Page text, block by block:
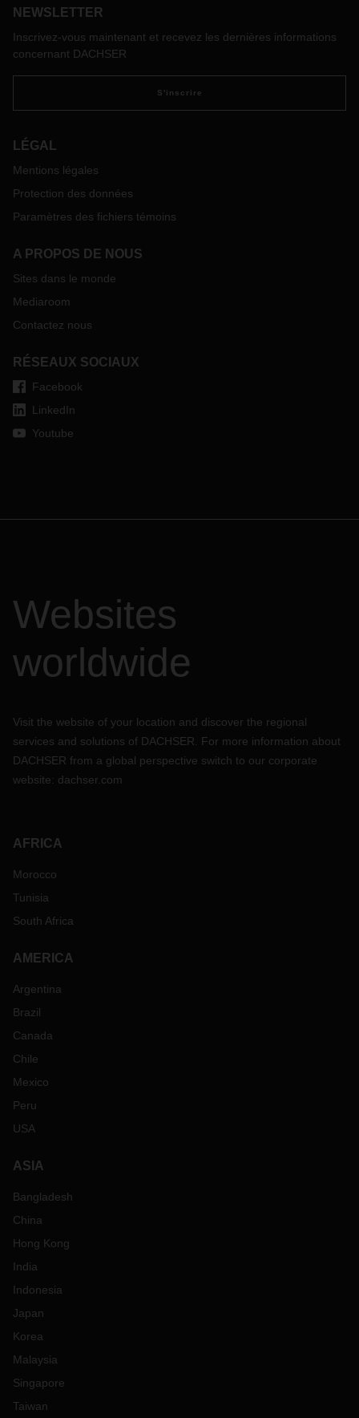
NEWSLETTER
Inscrivez-vous maintenant et recevez les dernières informations
concernant DACHSER
S'inscrire
LÉGAL
Mentions légales
Protection des données
Paramètres des fichiers témoins
A PROPOS DE NOUS
Sites dans le monde
Mediaroom
Contactez nous
RÉSEAUX SOCIAUX
Facebook
LinkedIn
Youtube
Websites
worldwide
Visit the website of your location and discover the regional
services and solutions of DACHSER. For more information about
DACHSER from a global perspective switch to our corporate
website: dachser.com
AFRICA
Morocco
Tunisia
South Africa
AMERICA
Argentina
Brazil
Canada
Chile
Mexico
Peru
USA
ASIA
Bangladesh
China
Hong Kong
India
Indonesia
Japan
Korea
Malaysia
Singapore
Taiwan